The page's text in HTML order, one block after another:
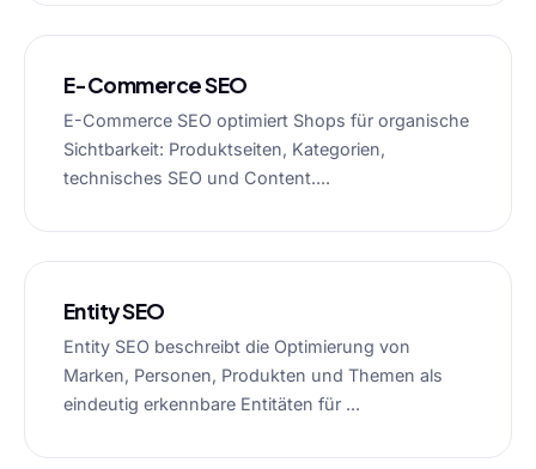
E-Commerce SEO
E-Commerce SEO optimiert Shops für organische
Sichtbarkeit: Produktseiten, Kategorien,
technisches SEO und Content....
Entity SEO
Entity SEO beschreibt die Optimierung von
Marken, Personen, Produkten und Themen als
eindeutig erkennbare Entitäten für ...